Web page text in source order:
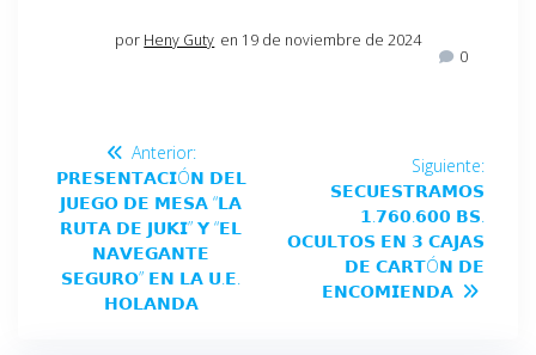
por Heny Guty en 19 de noviembre de 2024
0
Anterior:
𝗣𝗥𝗘𝗦𝗘𝗡𝗧𝗔𝗖𝗜Ó𝗡 𝗗𝗘𝗟
𝗝𝗨𝗘𝗚𝗢 𝗗𝗘 𝗠𝗘𝗦𝗔 “𝗟𝗔
𝗥𝗨𝗧𝗔 𝗗𝗘 𝗝𝗨𝗞𝗜” 𝗬 “𝗘𝗟
𝗡𝗔𝗩𝗘𝗚𝗔𝗡𝗧𝗘
𝗦𝗘𝗚𝗨𝗥𝗢” 𝗘𝗡 𝗟𝗔 𝗨.𝗘.
𝗛𝗢𝗟𝗔𝗡𝗗𝗔
Siguiente:
𝗦𝗘𝗖𝗨𝗘𝗦𝗧𝗥𝗔𝗠𝗢𝗦
𝟭.𝟳𝟲𝟬.𝟲𝟬𝟬 𝗕𝗦.
𝗢𝗖𝗨𝗟𝗧𝗢𝗦 𝗘𝗡 𝟯 𝗖𝗔𝗝𝗔𝗦
𝗗𝗘 𝗖𝗔𝗥𝗧Ó𝗡 𝗗𝗘
𝗘𝗡𝗖𝗢𝗠𝗜𝗘𝗡𝗗𝗔